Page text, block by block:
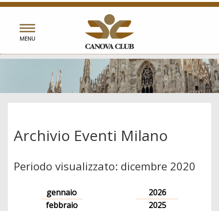
Toggle
navigation
MENU
Archivio Eventi Milano
Periodo visualizzato: dicembre 2020
gennaio
febbraio
2026
2025